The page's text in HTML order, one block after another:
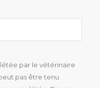
par le vétérinaire
pas être tenu